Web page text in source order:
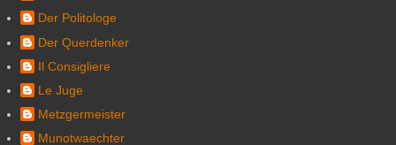
Der Politologe
Der Querdenker
Il Consigliere
Le Juge
Metzgermeister
Munotwaechter